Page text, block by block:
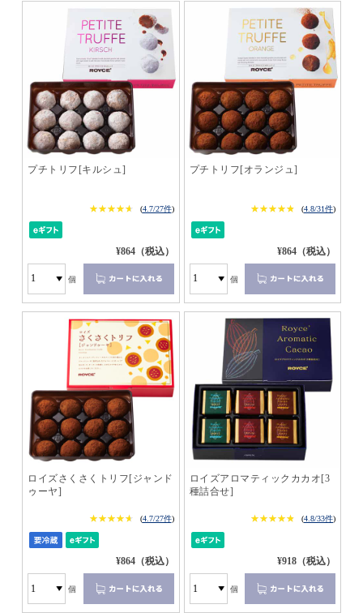
プチトリフ[キルシュ]
★★★★★
★★★★★ (4.7/27件)
¥864（税込）
個
プチトリフ[オランジュ]
★★★★★
★★★★★ (4.8/31件)
¥864（税込）
個
ロイズさくさくトリフ[ジャンド
ゥーヤ]
★★★★★
★★★★★ (4.7/27件)
¥864（税込）
個
ロイズアロマティックカカオ[3
種詰合せ]
★★★★★
★★★★★ (4.8/33件)
¥918（税込）
個